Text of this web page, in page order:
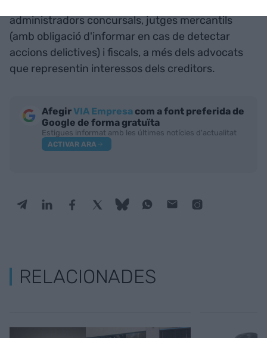
administradors concursals, jutges mercantils
(amb obligació d'informar en cas de detectar
accions delictives) i fiscals, a més dels advocats
que representin interessos dels creditors.
AfegirVIA Empresa com a font preferida de
Google de forma gratuïta
Estigues informat amb les últimes notícies d'actualitat
ACTIVAR ARA
RELACIONADES